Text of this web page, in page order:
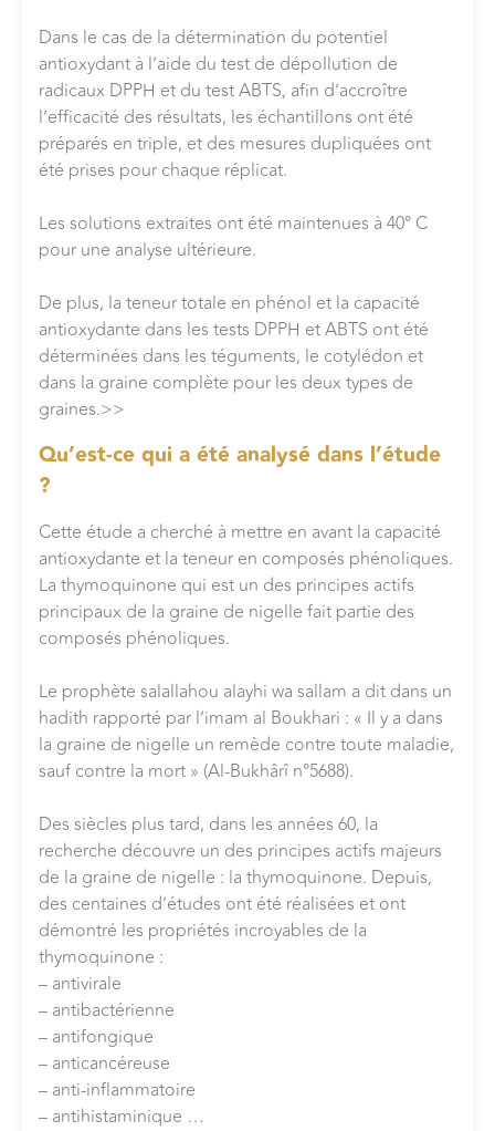
Dans le cas de la détermination du potentiel
antioxydant à l’aide du test de dépollution de
radicaux DPPH et du test ABTS, afin d’accroître
l’efficacité des résultats, les échantillons ont été
préparés en triple, et des mesures dupliquées ont
été prises pour chaque réplicat.
Les solutions extraites ont été maintenues à 40° C
pour une analyse ultérieure.
De plus, la teneur totale en phénol et la capacité
antioxydante dans les tests DPPH et ABTS ont été
déterminées dans les téguments, le cotylédon et
dans la graine complète pour les deux types de
graines.>>
Qu’est-ce qui a été analysé dans l’étude
?
Cette étude a cherché à mettre en avant la capacité
antioxydante et la teneur en composés phénoliques.
La thymoquinone qui est un des principes actifs
principaux de la graine de nigelle fait partie des
composés phénoliques.
Le prophète salallahou alayhi wa sallam a dit dans un
hadith rapporté par l’imam al Boukhari : « Il y a dans
la graine de nigelle un remède contre toute maladie,
sauf contre la mort » (Al-Bukhârî n°5688).
Des siècles plus tard, dans les années 60, la
recherche découvre un des principes actifs majeurs
de la graine de nigelle : la thymoquinone. Depuis,
des centaines d’études ont été réalisées et ont
démontré les propriétés incroyables de la
thymoquinone :
– antivirale
– antibactérienne
– antifongique
– anticancéreuse
– anti-inflammatoire
– antihistaminique …